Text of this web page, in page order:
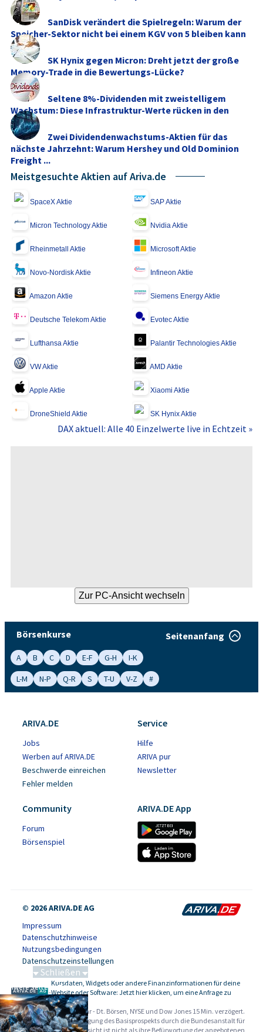
SanDisk verändert die Spielregeln: Warum der
Speicher-Sektor nicht bei einem KGV von 5 bleiben kann
SK Hynix gegen Micron: Dreht jetzt der große
Memory‑Trade in die Bewertungs-Lücke?
Seltene 8%-Dividenden mit zweistelligem
Wachstum: Diese Infrastruktur-Werte rücken in den
Fokus
Zwei Dividendenwachstums-Aktien für das
nächste Jahrzehnt: Warum Hershey und Old Dominion
Freight ...
Meistgesuchte Aktien auf Ariva.de
SpaceX Aktie SAP Aktie
Micron Technology Aktie Nvidia Aktie
Rheinmetall Aktie Microsoft Aktie
Novo-Nordisk Aktie Infineon Aktie
Amazon Aktie Siemens Energy Aktie
Deutsche Telekom Aktie Evotec Aktie
Lufthansa Aktie Palantir Technologies Aktie
VW Aktie AMD Aktie
Apple Aktie Xiaomi Aktie
DroneShield Aktie SK Hynix Aktie
DAX aktuell: Alle 40 Einzelwerte live in Echtzeit »
Börsenkurse Seitenanfang
A B C D E-F G-H
I-K
L-M
N-P Q-R S T-U V-Z #
ARIVA.DE
Jobs
Werben auf ARIVA.DE
Beschwerde einreichen
Fehler melden
Service
Hilfe
ARIVA pur
Newsletter
Community
Forum
Börsenspiel
ARIVA.DE App
© 2026 ARIVA.DE AG
Impressum
Datenschutzhinweise
Nutzungsbedingungen
Datenschutzeinstellungen
-
Kursdaten, Widgets oder andere Finanzinformationen für deine
Website oder Software: Jetzt hier klicken, um eine Anfrage zu
stellen.
Alle Angaben ohne Gewähr - Dt. Börsen, NYSE und Dow Jones 15 Min. verzögert.
Werbehinweise:Die Billigung des Basisprospekts durch die Bundesanstalt für
Finanzdienstleistungsaufsicht ist nicht als ihre Befürwortung der angebotenen
Schließen
Schwere Seltene Erden